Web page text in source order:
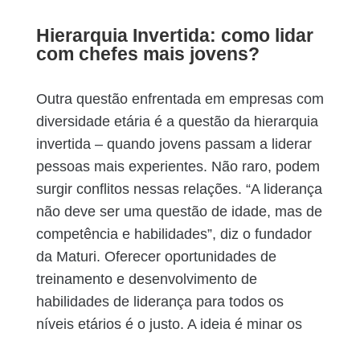
Hierarquia Invertida: como lidar
com chefes mais jovens?
Outra questão enfrentada em empresas com
diversidade etária é a questão da hierarquia
invertida – quando jovens passam a liderar
pessoas mais experientes. Não raro, podem
surgir conflitos nessas relações. “A liderança
não deve ser uma questão de idade, mas de
competência e habilidades”, diz o fundador
da Maturi. Oferecer oportunidades de
treinamento e desenvolvimento de
habilidades de liderança para todos os
níveis etários é o justo. A ideia é minar os